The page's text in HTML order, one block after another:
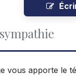
vous apporte le